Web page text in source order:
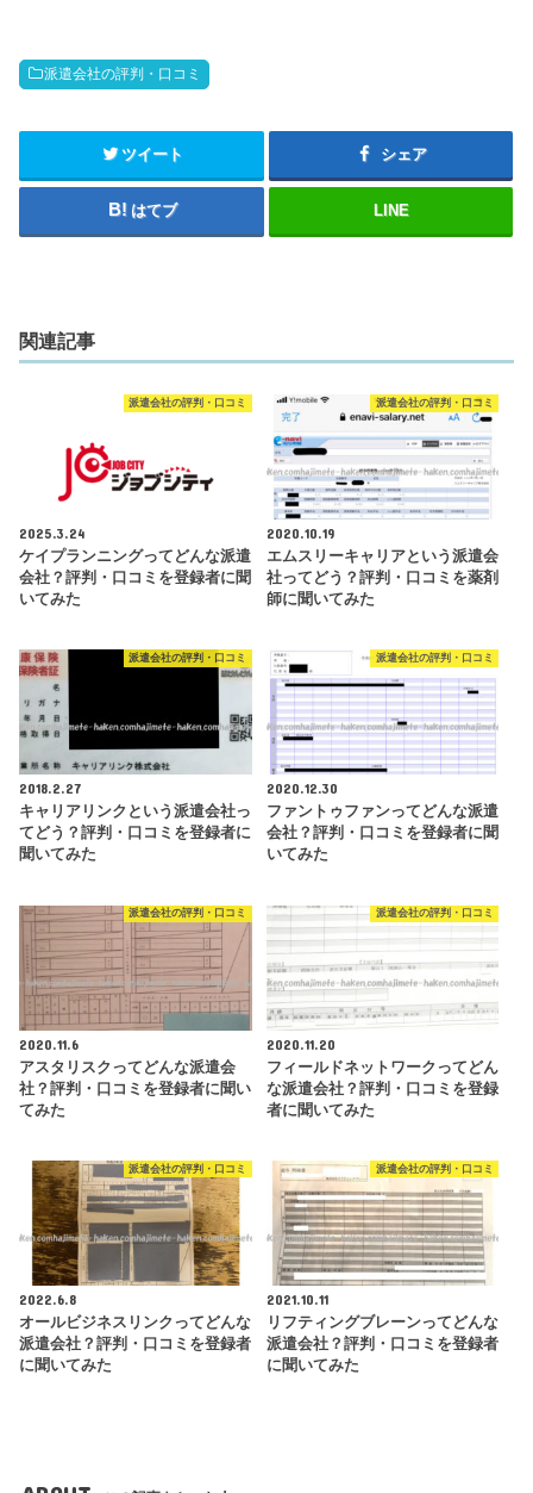
派遣会社の評判・口コミ
ツイート シェア
はてブ LINE
関連記事
派遣会社の評判・口コミ
2025.3.24
ケイプランニングってどんな派遣
会社？評判・口コミを登録者に聞
いてみた
派遣会社の評判・口コミ
2020.10.19
エムスリーキャリアという派遣会
社ってどう？評判・口コミを薬剤
師に聞いてみた
派遣会社の評判・口コミ
2018.2.27
キャリアリンクという派遣会社っ
てどう？評判・口コミを登録者に
聞いてみた
派遣会社の評判・口コミ
2020.12.30
ファントゥファンってどんな派遣
会社？評判・口コミを登録者に聞
いてみた
派遣会社の評判・口コミ
2020.11.6
アスタリスクってどんな派遣会
社？評判・口コミを登録者に聞い
てみた
派遣会社の評判・口コミ
2020.11.20
フィールドネットワークってどん
な派遣会社？評判・口コミを登録
者に聞いてみた
派遣会社の評判・口コミ
2022.6.8
オールビジネスリンクってどんな
派遣会社？評判・口コミを登録者
に聞いてみた
派遣会社の評判・口コミ
2021.10.11
リフティングブレーンってどんな
派遣会社？評判・口コミを登録者
に聞いてみた